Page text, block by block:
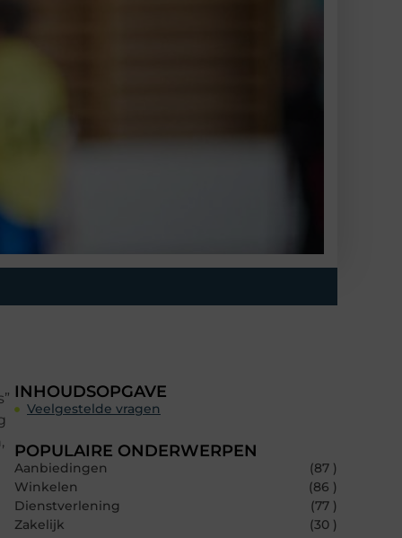
INHOUDSOPGAVE
Veelgestelde vragen
POPULAIRE ONDERWERPEN
Aanbiedingen
(87 )
Winkelen
(86 )
Dienstverlening
(77 )
Zakelijk
(30 )